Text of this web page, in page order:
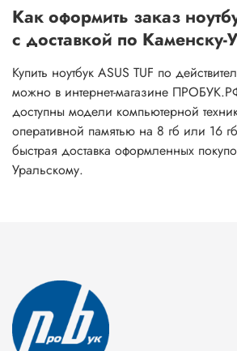
Как оформить заказ
с доставкой по Каменску-
Купить ноутбук ASUS TUF по
можно в интернет-магазине
доступны модели компьютерной
оперативной памятью на 8 гб или 16
быстрая доставка оформленных
Уральскому.